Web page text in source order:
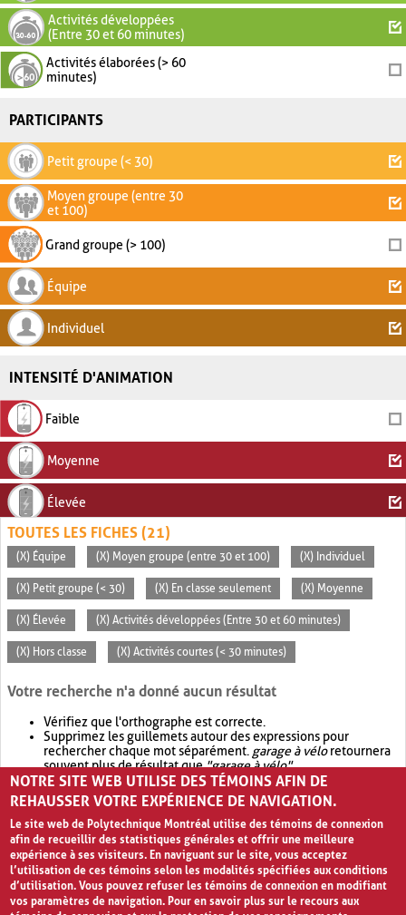
Activités développées
(Entre 30 et 60 minutes)
Activités élaborées (> 60
minutes)
PARTICIPANTS
Petit groupe (< 30)
Moyen groupe (entre 30
et 100)
Grand groupe (> 100)
Équipe
Individuel
INTENSITÉ D'ANIMATION
Faible
Moyenne
Élevée
TOUTES LES FICHES (21)
(X) Équipe (X) Moyen groupe (entre 30 et 100) (X) Individuel
(X) Petit groupe (< 30) (X) En classe seulement (X) Moyenne
(X) Élevée (X) Activités développées (Entre 30 et 60 minutes)
(X) Hors classe (X) Activités courtes (< 30 minutes)
Votre recherche n'a donné aucun résultat
Vérifiez que l'orthographe est correcte.
Supprimez les guillemets autour des expressions pour
rechercher chaque mot séparément. garage à véloretournera
souvent plus de résultat que"garage à vélo".
Envisagez d'élargir votre recherche avec OR.garage OR vélo
retournera souvent plus de résultat quegarage à vélo
NOTRE SITE WEB UTILISE DES TÉMOINS AFIN DE
REHAUSSER VOTRE EXPÉRIENCE DE NAVIGATION.
Le site web de Polytechnique Montréal utilise des témoins de connexion
afin de recueillir des statistiques générales et offrir une meilleure
expérience à ses visiteurs. En naviguant sur le site, vous acceptez
l’utilisation de ces témoins selon les modalités spécifiées aux conditions
d’utilisation. Vous pouvez refuser les témoins de connexion en modifiant
vos paramètres de navigation. Pour en savoir plus sur le recours aux